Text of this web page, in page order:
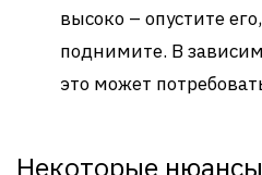
высоко – опустите
поднимите. В
это может
Некоторые